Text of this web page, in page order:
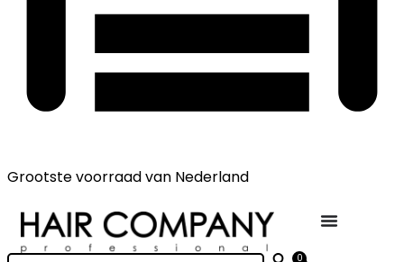
Grootste voorraadvan Nederland
0